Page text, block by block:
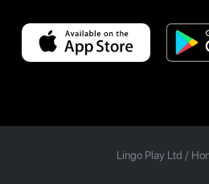
Lingo Play Ltd /